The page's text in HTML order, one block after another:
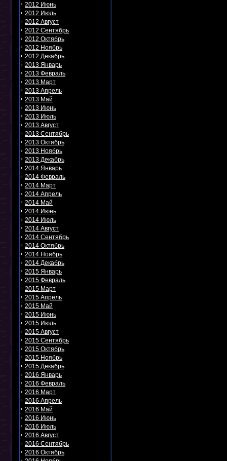
2012 Июнь
2012 Июль
2012 Август
2012 Сентябрь
2012 Октябрь
2012 Ноябрь
2012 Декабрь
2013 Январь
2013 Февраль
2013 Март
2013 Апрель
2013 Май
2013 Июнь
2013 Июль
2013 Август
2013 Сентябрь
2013 Октябрь
2013 Ноябрь
2013 Декабрь
2014 Январь
2014 Февраль
2014 Март
2014 Апрель
2014 Май
2014 Июнь
2014 Июль
2014 Август
2014 Сентябрь
2014 Октябрь
2014 Ноябрь
2014 Декабрь
2015 Январь
2015 Февраль
2015 Март
2015 Апрель
2015 Май
2015 Июнь
2015 Июль
2015 Август
2015 Сентябрь
2015 Октябрь
2015 Ноябрь
2015 Декабрь
2016 Январь
2016 Февраль
2016 Март
2016 Апрель
2016 Май
2016 Июнь
2016 Июль
2016 Август
2016 Сентябрь
2016 Октябрь